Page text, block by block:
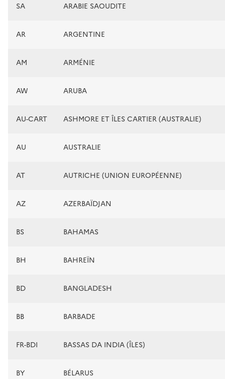
SA ARABIE SAOUDITE
AR ARGENTINE
AM ARMÉNIE
AW ARUBA
AU-CART ASHMORE ET ÎLES CARTIER (AUSTRALIE)
AU AUSTRALIE
AT AUTRICHE (UNION EUROPÉENNE)
AZ AZERBAÏDJAN
BS BAHAMAS
BH BAHREÏN
BD BANGLADESH
BB BARBADE
FR-BDI BASSAS DA INDIA (ÎLES)
BY BÉLARUS